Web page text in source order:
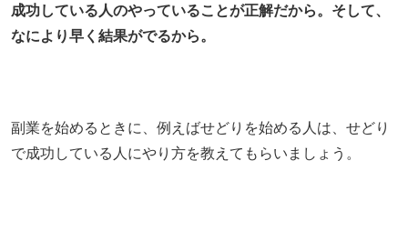
成功している人のやっていることが正解だから。 そして、
なにより早く結果がでるから。
副業を始めるときに、例えばせどりを始める人は、せどり
で成功している人にやり方を教えてもらいましょう。